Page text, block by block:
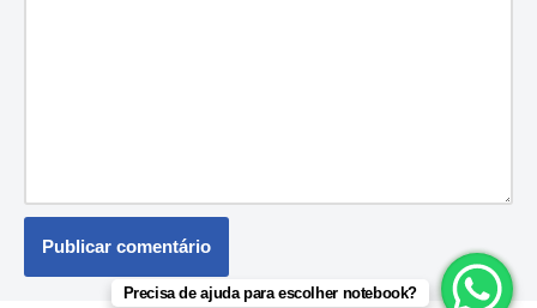
Precisa de ajuda para escolher notebook?